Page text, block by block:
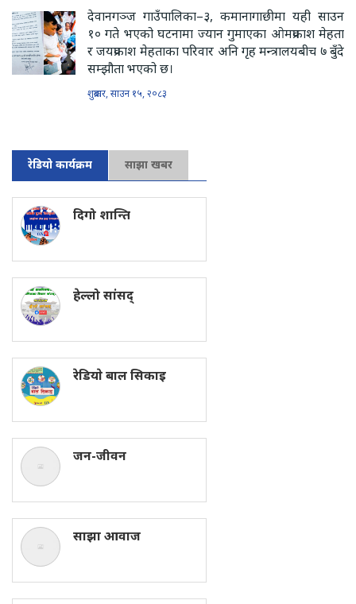
देवानगञ्ज गाउँपालिका–३, कमानागाछीमा यही साउन
१० गते भएको घटनामा ज्यान गुमाएका ओमप्रकाश मेहता
र जयप्रकाश मेहताका परिवार अनि गृह मन्त्रालयबीच ७ बुँदे
सम्झौता भएको छ।
शुक्रबार, साउन १५, २०८३
रेडियो कार्यक्रम साझा खबर
दिगो शान्ति
हेल्लो सांसद्
रेडियाे बाल सिकाइ
जन-जीवन
साझा आवाज